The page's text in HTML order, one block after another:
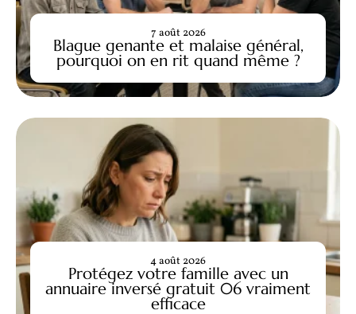
Blague genante et malaise général,
pourquoi on en rit quand même ?
7 août 2026
Protégez votre famille avec un
annuaire inversé gratuit 06 vraiment
efficace
4 août 2026